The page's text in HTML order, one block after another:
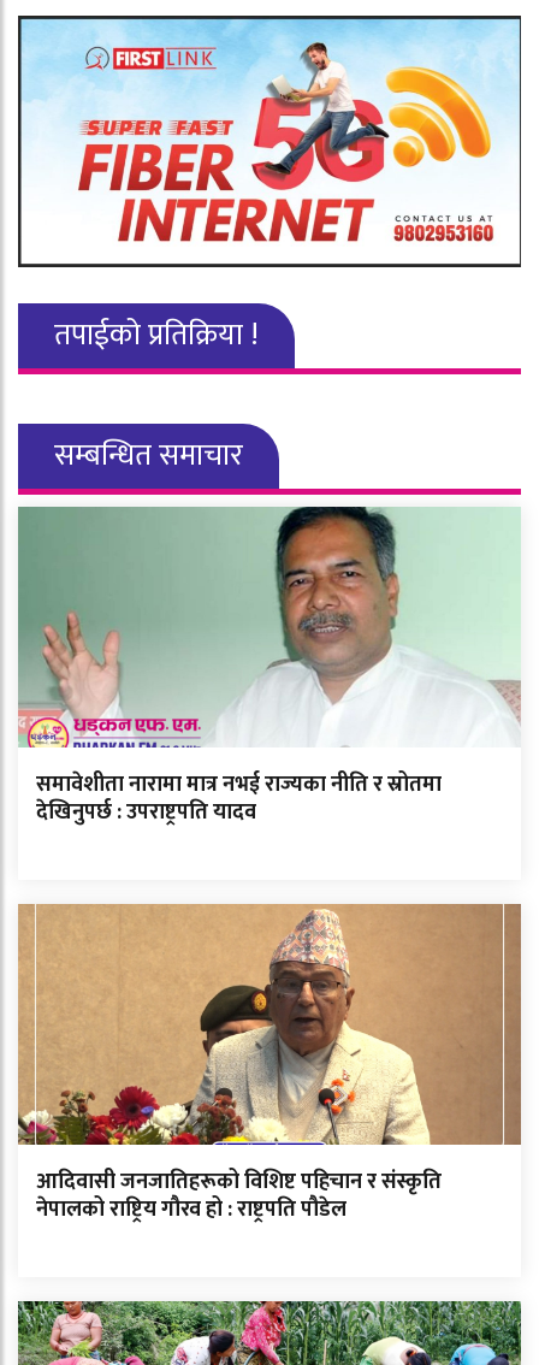
तपाईको प्रतिक्रिया !
सम्बन्धित समाचार
समावेशीता नारामा मात्र नभई राज्यका नीति र स्रोतमा
देखिनुपर्छ : उपराष्ट्रपति यादव
आदिवासी जनजातिहरूको विशिष्ट पहिचान र संस्कृति
नेपालको राष्ट्रिय गौरव हो : राष्ट्रपति पौडेल